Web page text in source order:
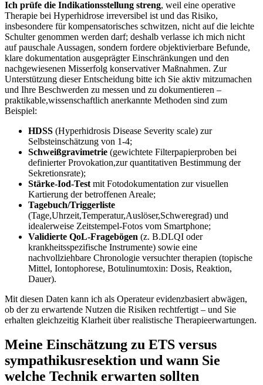
Ich prüfe ‌die Indikationsstellung streng,‍ weil eine operative
Therapie bei Hyperhidrose irreversibel ist und das Risiko,
insbesondere für ⁤kompensatorisches schwitzen, nicht auf die leichte
Schulter genommen⁤ werden darf; deshalb verlasse ich mich nicht
auf pauschale Aussagen, sondern fordere objektivierbare Befunde,
klare dokumentation‍ ausgeprägter Einschränkungen und den
nachgewiesenen Misserfolg konservativer Maßnahmen. Zur
Unterstützung dieser⁤ Entscheidung bitte ich Sie aktiv mitzumachen
und Ihre Beschwerden zu messen und zu dokumentieren –
praktikable,wissenschaftlich anerkannte Methoden sind zum
Beispiel:
HDSS (Hyperhidrosis Disease Severity scale) zur
Selbsteinschätzung​ von 1-4;
Schweißgravimetrie (gewichtete Filterpapierproben bei
definierter Provokation,zur quantitativen Bestimmung der
Sekretionsrate);
Stärke-Iod-Test mit Fotodokumentation zur visuellen
Kartierung der betroffenen Areale;
Tagebuch/Triggerliste
(Tage,Uhrzeit,Temperatur,Auslöser,Schweregrad) und
idealerweise Zeitstempel-Fotos vom Smartphone;
Validierte QoL-Fragebögen (z. B.DLQI oder
krankheitsspezifische Instrumente) sowie eine
nachvollziehbare ‍Chronologie versuchter therapien (topische
Mittel, Iontophorese,⁤ Botulinumtoxin: Dosis, Reaktion,
Dauer).
Mit diesen Daten ‍kann ich als Operateur evidenzbasiert abwägen,
ob der zu erwartende Nutzen die Risiken rechtfertigt – und Sie
erhalten gleichzeitig Klarheit über realistische Therapieerwartungen.
Meine Einschätzung zu ETS ⁣versus
sympathikusresektion und wann Sie
welche Technik erwarten sollten